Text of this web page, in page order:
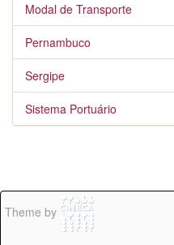
Modal de Transporte
Pernambuco
Sergipe
Sistema Portuário
Theme by